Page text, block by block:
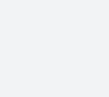
没有报错，但是文件不能加载